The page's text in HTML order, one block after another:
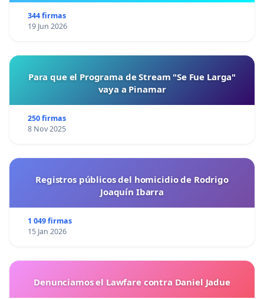
344 firmas
19 Jun 2026
Para que el Programa de Stream "Se Fue Larga"
vaya a Pinamar
250 firmas
8 Nov 2025
Registros públicos del homicidio de Rodrigo
Joaquín Ibarra
1 049 firmas
15 Jan 2026
Denunciamos el Lawfare contra Daniel Jadue